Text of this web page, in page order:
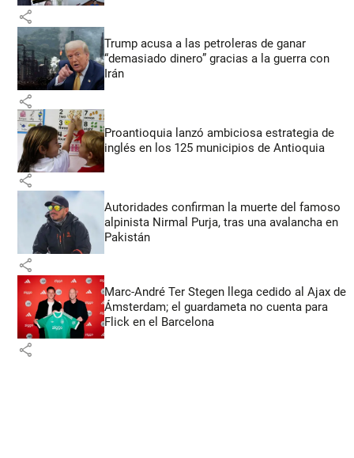
share
Trump acusa a las petroleras de ganar
“demasiado dinero” gracias a la guerra con
Irán
share
Proantioquia lanzó ambiciosa estrategia de
inglés en los 125 municipios de Antioquia
share
Autoridades confirman la muerte del famoso
alpinista Nirmal Purja, tras una avalancha en
Pakistán
share
Marc-André Ter Stegen llega cedido al Ajax de
Ámsterdam; el guardameta no cuenta para
Flick en el Barcelona
share